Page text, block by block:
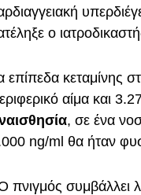
ο
επίπεδα κεταμίνης
αίμα και
, σε ένα
ng/ml θα ήταν
πνιγμός συμβάλλει